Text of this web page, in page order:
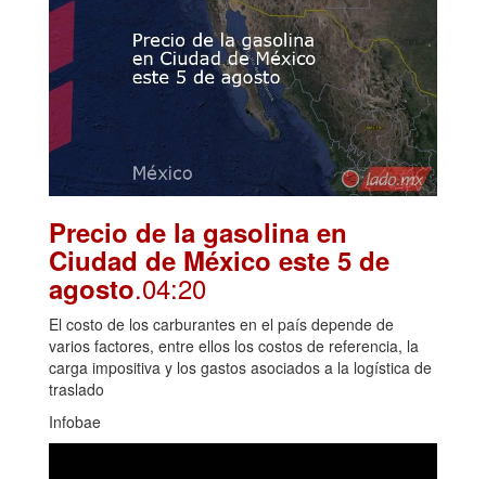
Precio de la gasolina en
Ciudad de México este 5 de
agosto.04:20
El costo de los carburantes en el país depende de
varios factores, entre ellos los costos de referencia, la
carga impositiva y los gastos asociados a la logística de
traslado
Infobae